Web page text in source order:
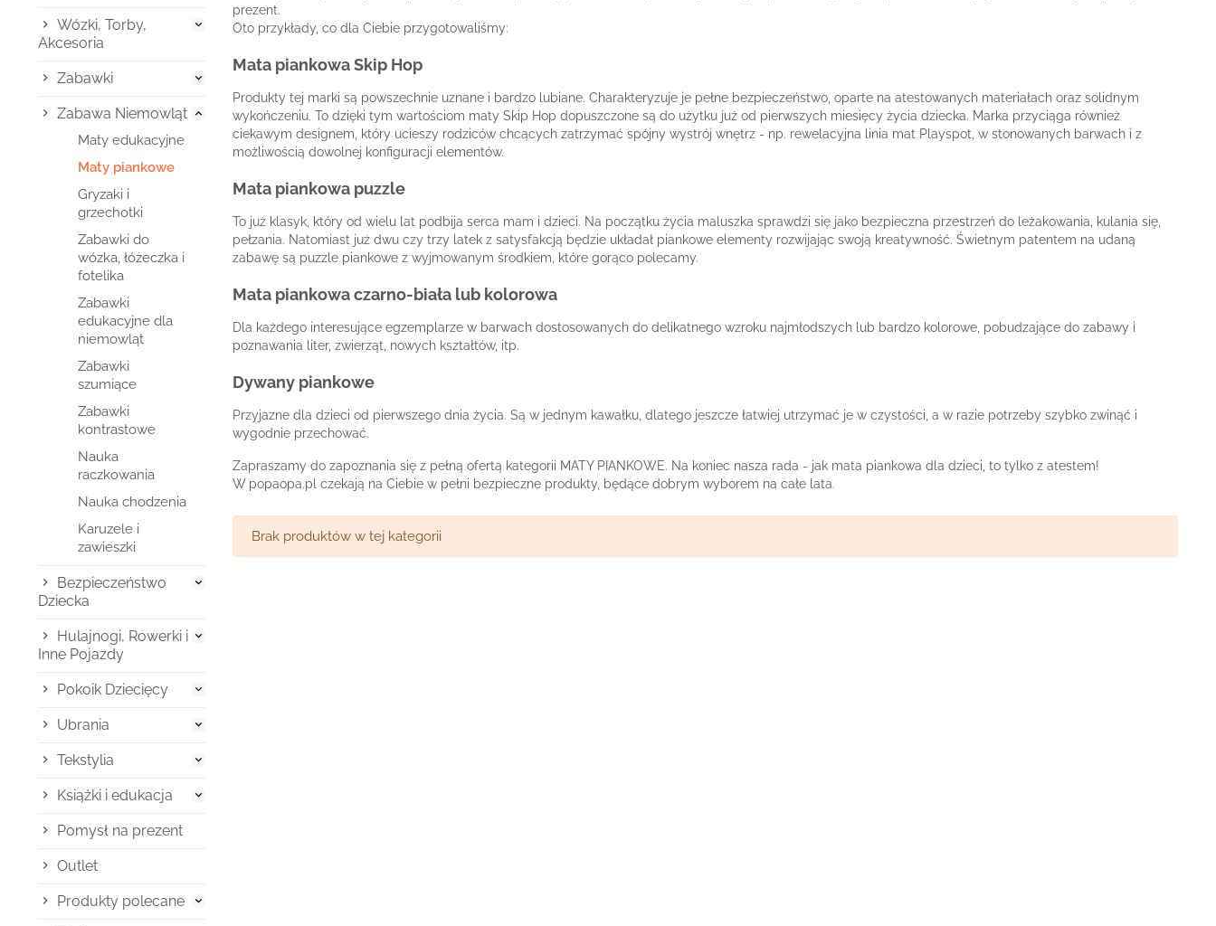
Wózki, Torby,
Akcesoria

Zabawki 
Zabawa Niemowląt 
Maty edukacyjne
Maty piankowe
Gryzaki i
grzechotki
Zabawki do
wózka, łóżeczka i
fotelika
Zabawki
edukacyjne dla
niemowląt
Zabawki
szumiące
Zabawki
kontrastowe
Nauka
raczkowania
Nauka chodzenia
Karuzele i
zawieszki
Bezpieczeństwo
Dziecka

Hulajnogi, Rowerki i
Inne Pojazdy

Pokoik Dziecięcy 
Ubrania 
Tekstylia 
Książki i edukacja 
Pomysł na prezent
Outlet
Produkty polecane 
prezent.
Oto przykłady, co dla Ciebie przygotowaliśmy:
Mata piankowa Skip Hop
Produkty tej marki są powszechnie uznane i bardzo lubiane. Charakteryzuje je pełne bezpieczeństwo, oparte na atestowanych materiałach oraz solidnym
wykończeniu. To dzięki tym wartościom maty Skip Hop dopuszczone są do użytku już od pierwszych miesięcy życia dziecka. Marka przyciąga również
ciekawym designem, który ucieszy rodziców chcących zatrzymać spójny wystrój wnętrz - np. rewelacyjna linia mat Playspot, w stonowanych barwach i z
możliwością dowolnej konfiguracji elementów.
Mata piankowa puzzle
To już klasyk, który od wielu lat podbija serca mam i dzieci. Na początku życia maluszka sprawdzi się jako bezpieczna przestrzeń do leżakowania, kulania się,
pełzania. Natomiast już dwu czy trzy latek z satysfakcją będzie układał piankowe elementy rozwijając swoją kreatywność. Świetnym patentem na udaną
zabawę są puzzle piankowe z wyjmowanym środkiem, które gorąco polecamy.
Mata piankowa czarno-biała lub kolorowa
Dla każdego interesujące egzemplarze w barwach dostosowanych do delikatnego wzroku najmłodszych lub bardzo kolorowe, pobudzające do zabawy i
poznawania liter, zwierząt, nowych kształtów, itp.
Dywany piankowe
Przyjazne dla dzieci od pierwszego dnia życia. Są w jednym kawałku, dlatego jeszcze łatwiej utrzymać je w czystości, a w razie potrzeby szybko zwinąć i
wygodnie przechować.
Zapraszamy do zapoznania się z pełną ofertą kategorii MATY PIANKOWE. Na koniec nasza rada - jak mata piankowa dla dzieci, to tylko z atestem!
W popaopa.pl czekają na Ciebie w pełni bezpieczne produkty, będące dobrym wyborem na całe lata.
Brak produktów w tej kategorii